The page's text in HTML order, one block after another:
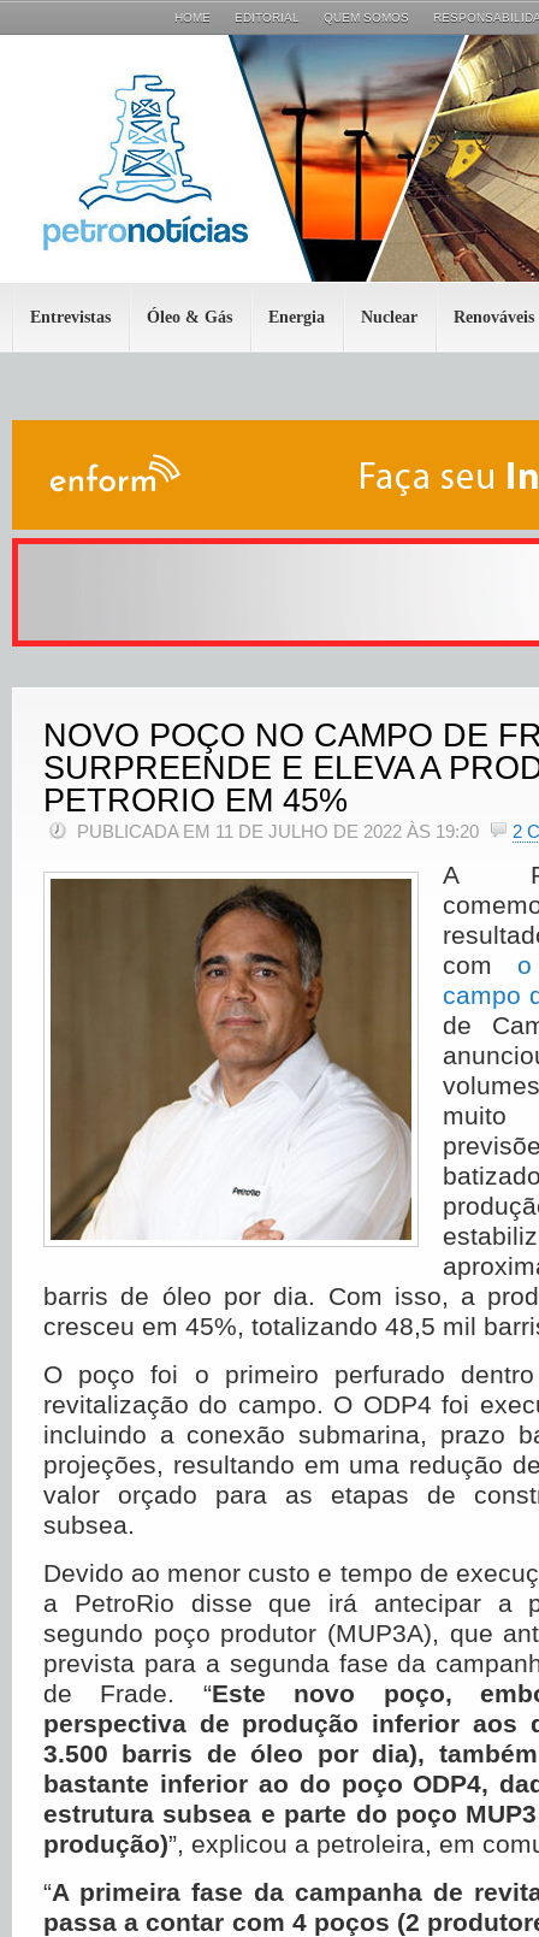
HOME EDITORIAL QUEM SOMOS
Entrevistas Óleo & Gás Energia Nuclear Renováveis
NOVO POÇO NO CAMPO DE
SURPREENDE E ELEVA A
PETRORIO EM 45%
PUBLICADA EM 11 DE JULHO DE 2022 ÀS 19:20 2
A
com
campo
de
muito
barris de óleo por dia. Com isso, a
cresceu em 45%, totalizando 48,5 mil
O poço foi o primeiro perfurado
revitalização do campo. O ODP4 foi
incluindo a conexão submarina, prazo
projeções, resultando em uma redução
valor orçado para as etapas de
subsea.
Devido ao menor custo e tempo de
a PetroRio disse que irá antecipar a
segundo poço produtor (MUP3A), que
prevista para a segunda fase da
de Frade. “Este novo poço,
perspectiva de produção inferior aos
3.500 barris de óleo por dia),
bastante inferior ao do poço ODP4,
estrutura subsea e parte do poço
produção)”, explicou a petroleira, em
“A primeira fase da campanha de
passa a contar com 4 poços (2